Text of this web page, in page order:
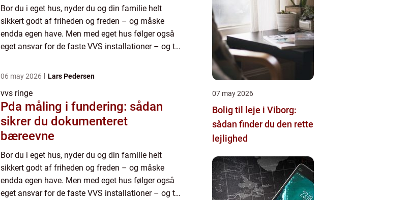
Bor du i eget hus, nyder du og din familie helt
sikkert godt af friheden og freden – og måske
endda egen have. Men med eget hus følger også
eget ansvar for de faste VVS installationer – og til
install...
06 may 2026 Lars Pedersen
vvs ringe
Pda måling i fundering: sådan
sikrer du dokumenteret
bæreevne
Bor du i eget hus, nyder du og din familie helt
sikkert godt af friheden og freden – og måske
endda egen have. Men med eget hus følger også
eget ansvar for de faste VVS installationer – og til
07 may 2026
Bolig til leje i Viborg:
sådan finder du den rette
lejlighed